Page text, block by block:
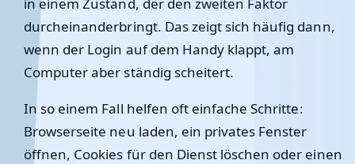
durcheinanderbringt. Das zeigt sich häufig dann,
wenn der Login auf dem Handy klappt, am
Computer aber ständig scheitert.
In so einem Fall helfen oft einfache Schritte:
Browserseite neu laden, ein privates Fenster
öffnen, Cookies für den Dienst löschen oder einen